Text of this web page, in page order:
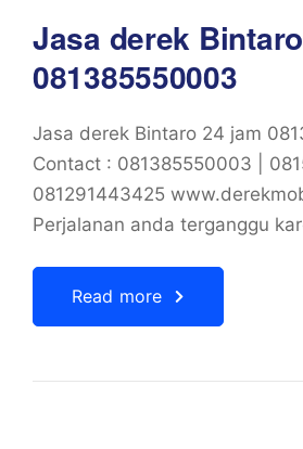
Jasa derek
081385550003
Jasa derek Bintaro 24 jam
Contact : 081385550003 |
081291443425
Perjalanan anda terganggu
Read more